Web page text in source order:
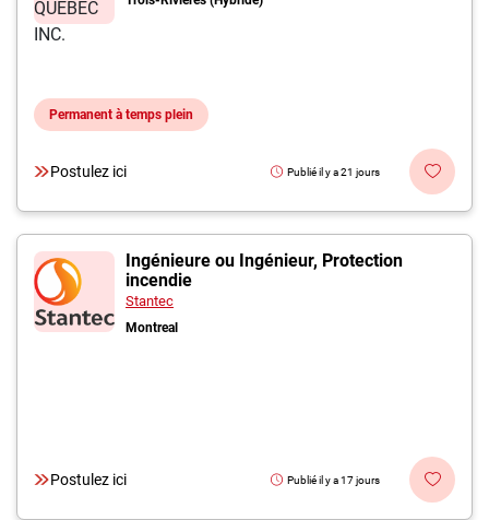
Permanent à temps plein
Postulez ici Publié il y a 21 jours
Ingénieure ou Ingénieur, Protection
incendie
Stantec
Montreal
Postulez ici Publié il y a 17 jours